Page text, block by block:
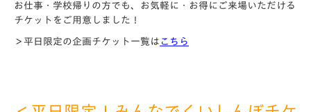
お仕事・学校帰りの方でも、お気軽に・お得にご来場いただける
チケットをご用意しました！
＞平日限定の企画チケット一覧は こちら